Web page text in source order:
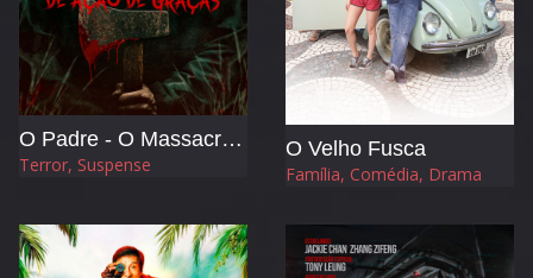
O Padre - O Massacre no Dia de Ação de Graças
Terror, Suspense
O Velho Fusca
Família, Comédia, Drama